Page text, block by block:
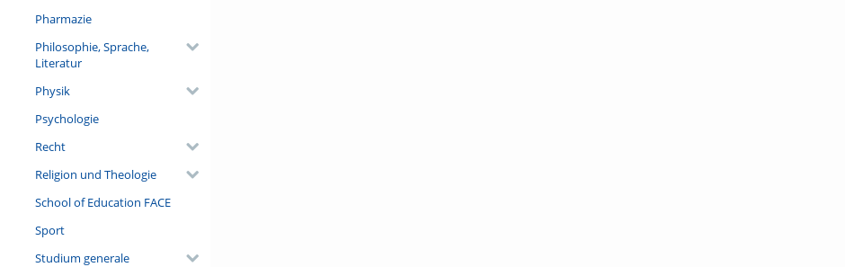
Pharmazie
Philosophie, Sprache,
Literatur
Physik
Psychologie
Recht
Religion und Theologie
School of Education FACE
Sport
Studium generale